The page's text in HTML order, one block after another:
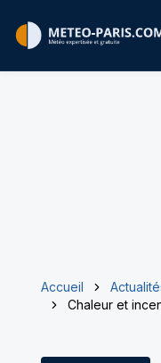
Accueil
Chaleur et